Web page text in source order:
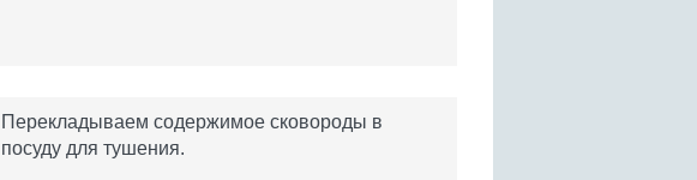
Перекладываем содержимое сковороды в
посуду для тушения.